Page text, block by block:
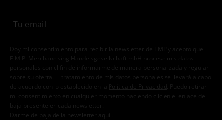
Doy mi consentimiento para recibir la newsletter de EMP y acepto que
E.M.P. Merchandising Handelsgesellschaft mbH procese mis datos
personales con el fin de informarme de manera personalizada y regular
sobre su oferta. El tratamiento de mis datos personales se llevará a cabo
de acuerdo con lo establecido en la
Política de Privacidad . Puedo retirar
mi consentimiento en cualquier momento haciendo clic en el enlace de
baja presente en cada newsletter.
Darme de baja de la newsletter
aquí